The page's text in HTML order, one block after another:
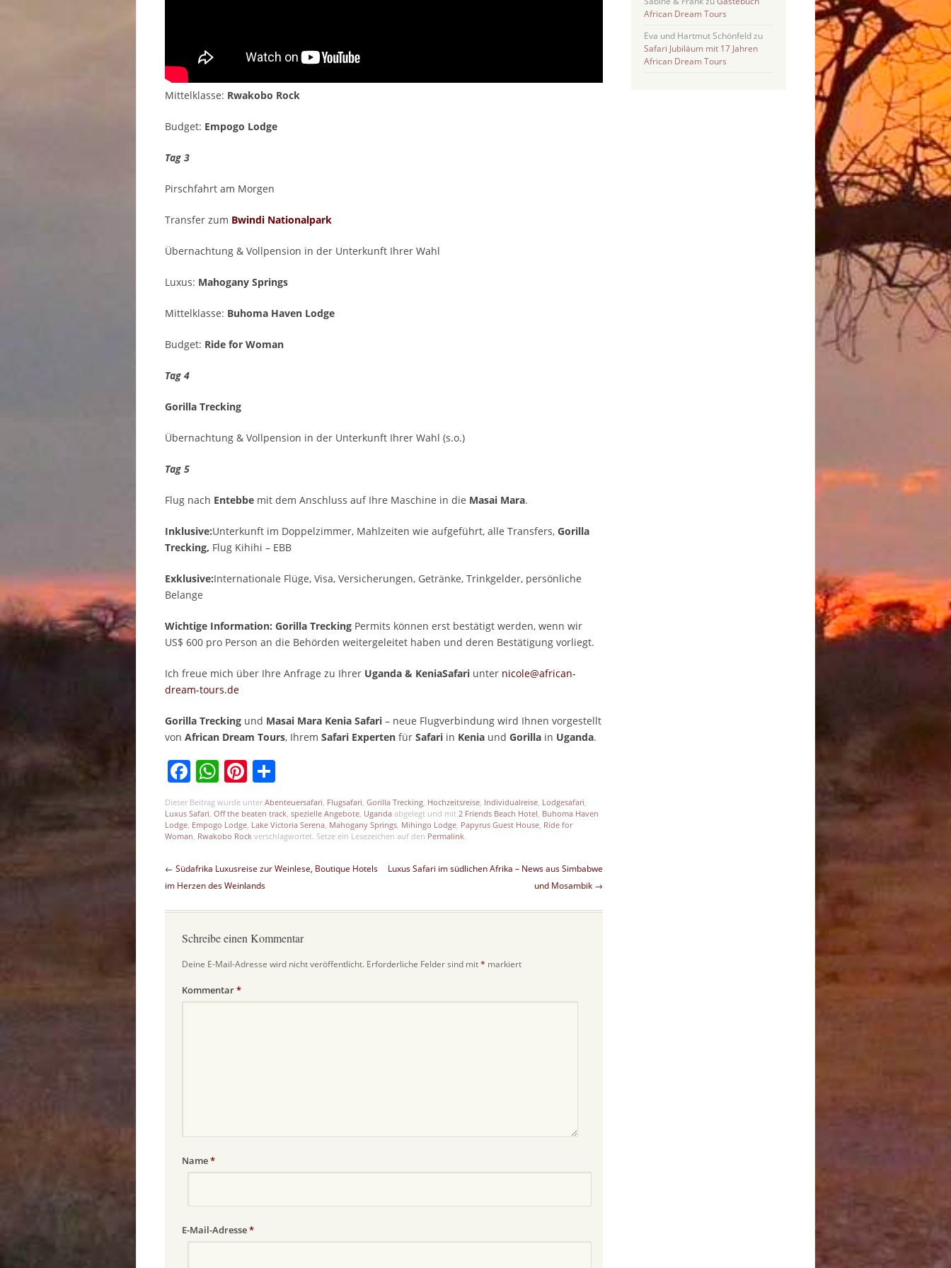
Mittelklasse: Rwakobo Rock
Budget: Empogo Lodge
Tag 3
Pirschfahrt am Morgen
Transfer zum Bwindi Nationalpark
Übernachtung & Vollpension in der Unterkunft Ihrer Wahl
Luxus: Mahogany Springs
Mittelklasse: Buhoma Haven Lodge
Budget: Ride for Woman
Tag 4
Gorilla Trecking
Übernachtung & Vollpension in der Unterkunft Ihrer Wahl (s.o.)
Tag 5
Flug nach Entebbe mit dem Anschluss auf Ihre Maschine in die Masai Mara.
Inklusive:Unterkunft im Doppelzimmer, Mahlzeiten wie aufgeführt, alle Transfers, Gorilla
Trecking, Flug Kihihi – EBB
Exklusive:Internationale Flüge, Visa, Versicherungen, Getränke, Trinkgelder, persönliche
Belange
Wichtige Information: Gorilla Trecking Permits können erst bestätigt werden, wenn wir
US$ 600 pro Person an die Behörden weitergeleitet haben und deren Bestätigung vorliegt.
Ich freue mich über Ihre Anfrage zu Ihrer Uganda & KeniaSafari unter nicole@african-
dream-tours.de
Gorilla Trecking und Masai Mara Kenia Safari – neue Flugverbindung wird Ihnen vorgestellt
von African Dream Tours, Ihrem Safari Experten für Safari in Kenia und Gorilla in Uganda.
Facebook
WhatsApp
Pinterest
Dieser Beitrag wurde unter Abenteuersafari, Flugsafari, Gorilla Trecking, Hochzeitsreise, Individualreise, Lodgesafari,
Luxus Safari, Off the beaten track, spezielle Angebote, Uganda abgelegt und mit 2 Friends Beach Hotel, Buhoma Haven
Lodge, Empogo Lodge, Lake Victoria Serena, Mahogany Springs, Mihingo Lodge, Papyrus Guest House, Ride for
Woman, Rwakobo Rock verschlagwortet. Setze ein Lesezeichen auf den Permalink.
Beitragsnavigation
← Südafrika Luxusreise zur Weinlese, Boutique Hotels
im Herzen des Weinlands
Luxus Safari im südlichen Afrika – News aus Simbabwe
und Mosambik →
Schreibe einen Kommentar
Deine E-Mail-Adresse wird nicht veröffentlicht. Erforderliche Felder sind mit* markiert
Kommentar*
Name*
E-Mail-Adresse*
African Dream Tours
Eva und Hartmut Schönfeldzu
Safari Jubiläum mit 17 Jahren
African Dream Tours